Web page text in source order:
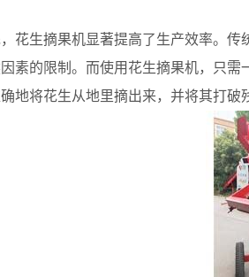
生摘果机显著提高了生产效率。传
素的限制。而使用花生摘果机，只
地将花生从地里摘出来，并将其打破